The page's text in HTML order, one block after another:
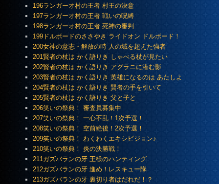
196ランガーオ村の王者 村王の決意
197ランガーオ村の王者 戦いの呪縛
198ランガーオ村の王者 死神の審判
199ドルボードのささやき ライドオン ドルボード！
200女神の意志・解放の時 人の域を超えた強者
201賢者の杖は かく語りき しゃべる杖が見たい
202賢者の杖は かく語りき アグラニに潜む影
203賢者の杖は かく語りき 英雄になるのは あたしよ
204賢者の杖は かく語りき 賢者の手を引いて
205賢者の杖は かく語りき 父と子と
206笑いの祭典！ 審査員募集中
207笑いの祭典！ 一心不乱！1次予選！
208笑いの祭典！ 空前絶後！2次予選！
209笑いの祭典！ わくわくエキシビジョン♪
210笑いの祭典！ 炎の決勝戦！
211ガズバランの牙 王様のハンティング
212ガズバランの牙 進め！レスキュー隊
213ガズバランの牙 裏切り者はだれだ！？